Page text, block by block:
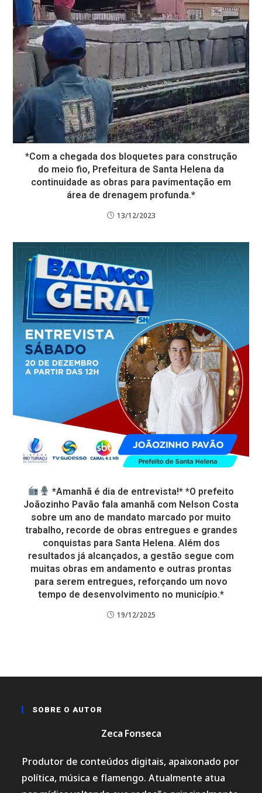
*Com a chegada dos bloquetes para construção
do meio fio, Prefeitura de Santa Helena da
continuidade as obras para pavimentação em
área de drenagem profunda.*
13/12/2023
*Amanhã é dia de entrevista!* *O prefeito
Joãozinho Pavão fala amanhã com Nelson Costa
sobre um ano de mandato marcado por muito
trabalho, recorde de obras entregues e grandes
conquistas para Santa Helena. Além dos
resultados já alcançados, a gestão segue com
muitas obras em andamento e outras prontas
para serem entregues, reforçando um novo
tempo de desenvolvimento no município.*
19/12/2025
SOBRE O AUTOR
Zeca Fonseca
Produtor de conteúdos digitais, apaixonado por
política, música e flamengo. Atualmente atua